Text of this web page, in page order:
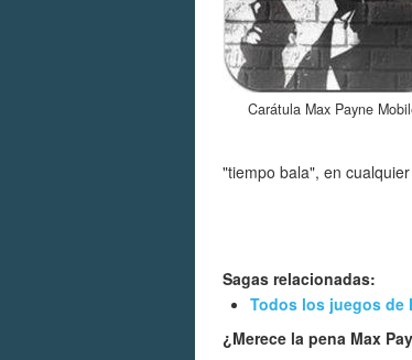
Carátula Max Payne
"tiempo bala", en
Sagas relacionadas:
Todos los juegos de
¿Merece la pena Max